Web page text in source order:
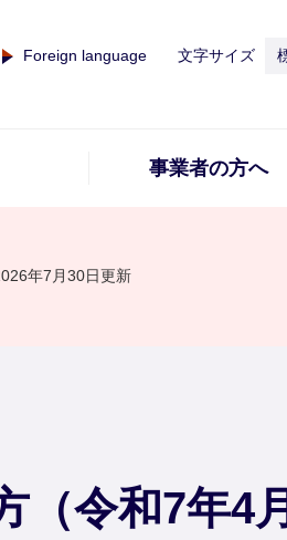
Foreign language 文字サイズ
事業者の方へ
年7月30日更新
令和7年4月